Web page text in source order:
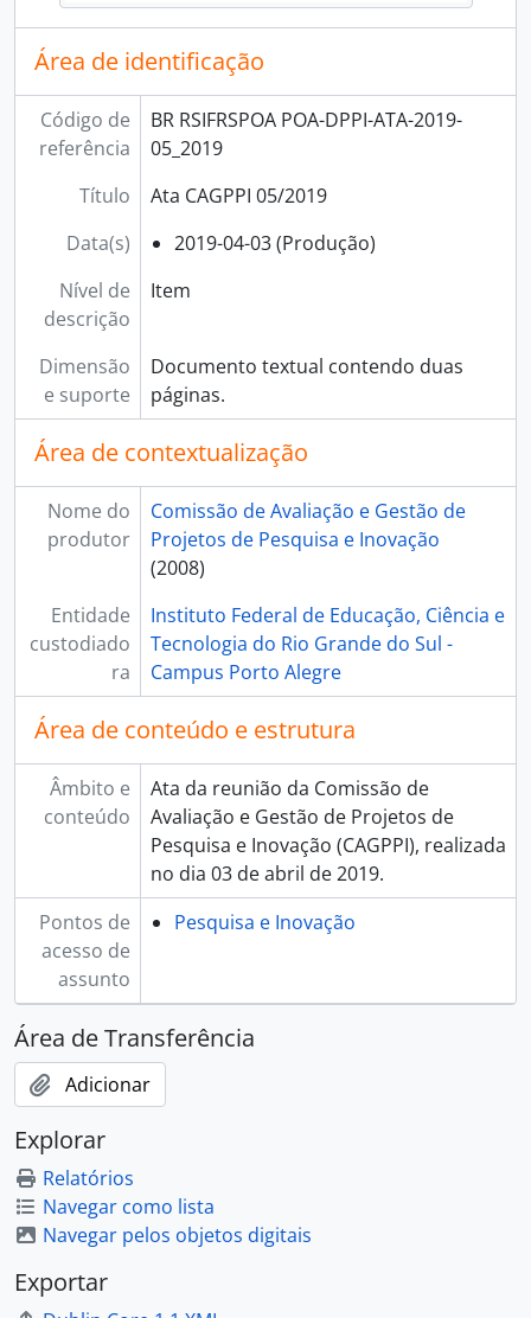
Área de identificação
Código de
referência
BR RSIFRSPOA POA-DPPI-ATA-2019-
05_2019
Título
Ata CAGPPI 05/2019
Data(s)
2019-04-03 (Produção)
Nível de
descrição
Item
Dimensão
e suporte
Documento textual contendo duas
páginas.
Área de contextualização
Nome do
produtor
Comissão de Avaliação e Gestão de
Projetos de Pesquisa e Inovação
(2008)
Entidade
custodiado
ra
Instituto Federal de Educação, Ciência e
Tecnologia do Rio Grande do Sul -
Campus Porto Alegre
Área de conteúdo e estrutura
Âmbito e
conteúdo
Ata da reunião da Comissão de
Avaliação e Gestão de Projetos de
Pesquisa e Inovação (CAGPPI), realizada
no dia 03 de abril de 2019.
Pontos de
acesso de
assunto
Pesquisa e Inovação
Área de Transferência
Adicionar
Explorar
Relatórios
Navegar como lista
Navegar pelos objetos digitais
Exportar